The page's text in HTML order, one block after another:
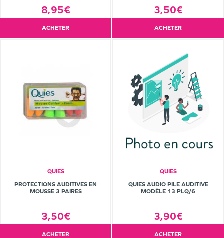
8,95€
ACHETER
3,50€
ACHETER
QUIES
PROTECTIONS AUDITIVES EN
MOUSSE 3 PAIRES
3,50€
ACHETER
QUIES
QUIES AUDIO PILE AUDITIVE
MODÈLE 13 PLQ/6
3,90€
ACHETER